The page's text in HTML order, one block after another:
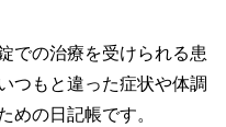
での治療を受けられる患
つもと違った症状や体調
の日記帳です。